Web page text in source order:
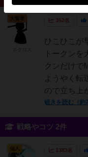
352名
ひこひこが
トークン
クンだけで
ようやく転
ので立ち上
続きを読む（約7
大賢者
戦略やコツ 2件
1383名
仙人